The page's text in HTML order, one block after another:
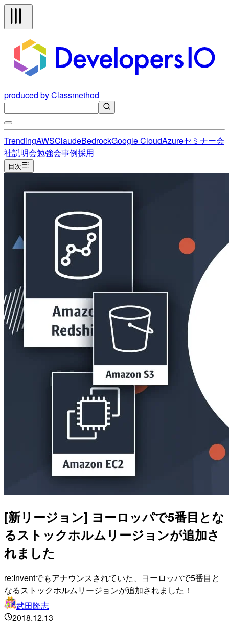
produced by Classmethod
TrendingAWSClaudeBedrockGoogle CloudAzureセミナー会
社説明会勉強会事例採用
目次
[新リージョン] ヨーロッパで5番目とな
るストックホルムリージョンが追加さ
れました
re:Inventでもアナウンスされていた、ヨーロッパで5番目と
なるストックホルムリージョンが追加されました！
武田隆志
2018.12.13